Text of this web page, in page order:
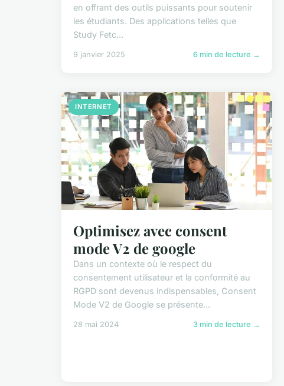
en offrant des outils puissants pour soutenir
les étudiants. Des applications telles que
Study Fetc...
9 janvier 2025 6 min de lecture →
INTERNET
Optimisez avec consent
mode V2 de google
Dans un contexte où le respect du
consentement utilisateur et la conformité au
RGPD sont devenus indispensables, Consent
Mode V2 de Google se présente...
28 mai 2024 3 min de lecture →